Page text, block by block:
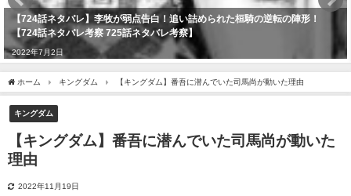
【724話ネタバレ】李牧が弱点告白！追い詰められた桓騎の逆転の陣形！
【724話ネタバレ考察 725話ネタバレ考察】
2022年7月2日
ホーム キングダム 【キングダム】番吾に潜んでいた司馬尚が動いた理由
キングダム
【キングダム】番吾に潜んでいた司馬尚が動いた
理由
2022年11月19日